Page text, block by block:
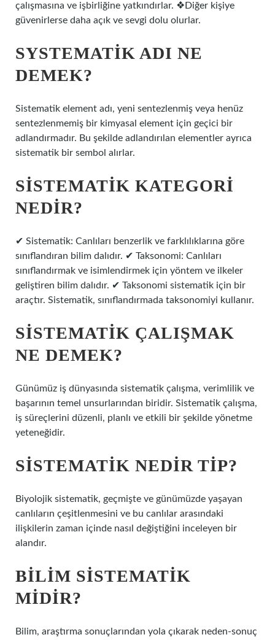
çalışmasına ve işbirliğine yatkındırlar. ❖Diğer kişiye
güvenirlerse daha açık ve sevgi dolu olurlar.
SYSTEMATIK ADI NE
DEMEK?
Sistematik element adı, yeni sentezlenmiş veya henüz
sentezlenmemiş bir kimyasal element için geçici bir
adlandırmadır. Bu şekilde adlandırılan elementler ayrıca
sistematik bir sembol alırlar.
SISTEMATIK KATEGORI
NEDIR?
✔ Sistematik: Canlıları benzerlik ve farklılıklarına göre
sınıflandıran bilim dalıdır. ✔ Taksonomi: Canlıları
sınıflandırmak ve isimlendirmek için yöntem ve ilkeler
geliştiren bilim dalıdır. ✔ Taksonomi sistematik için bir
araçtır. Sistematik, sınıflandırmada taksonomiyi kullanır.
SISTEMATIK ÇALIŞMAK
NE DEMEK?
Günümüz iş dünyasında sistematik çalışma, verimlilik ve
başarının temel unsurlarından biridir. Sistematik çalışma,
iş süreçlerini düzenli, planlı ve etkili bir şekilde yönetme
yeteneğidir.
SISTEMATIK NEDIR TIP?
Biyolojik sistematik, geçmişte ve günümüzde yaşayan
canlıların çeşitlenmesini ve bu canlılar arasındaki
ilişkilerin zaman içinde nasıl değiştiğini inceleyen bir
alandır.
BILIM SISTEMATIK
MIDIR?
Bilim, araştırma sonuçlarından yola çıkarak neden-sonuç